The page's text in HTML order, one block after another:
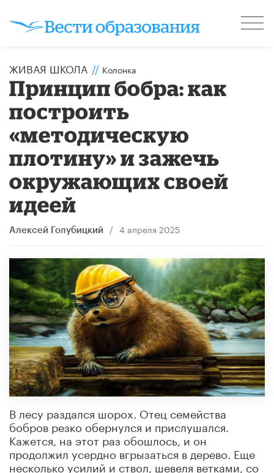
ЖИВАЯ ШКОЛА // Колонка
Принцип бобра: как
построить
«методическую
плотину» и зажечь
окружающих своей
идеей
Алексей Голубицкий / 4 апреля 2025
В лесу раздался шорох. Отец семейства
бобров резко обернулся и прислушался.
Кажется, на этот раз обошлось, и он
продолжил усердно вгрызаться в дерево. Еще
несколько усилий и ствол, шевеля ветками, со